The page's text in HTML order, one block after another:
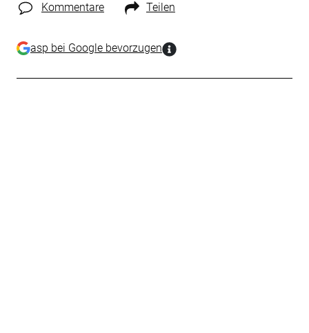
Kommentare Teilen
asp bei Google bevorzugen